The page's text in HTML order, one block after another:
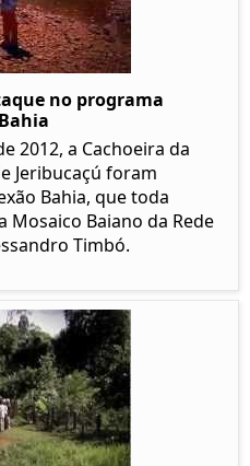
no programa
2012, a Cachoeira da
Jeribucaçú foram
Bahia, que toda
Baiano da Rede
Timbó.